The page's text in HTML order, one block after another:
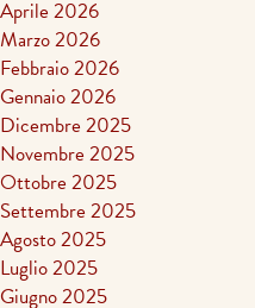
Aprile 2026
Marzo 2026
Febbraio 2026
Gennaio 2026
Dicembre 2025
Novembre 2025
Ottobre 2025
Settembre 2025
Agosto 2025
Luglio 2025
Giugno 2025